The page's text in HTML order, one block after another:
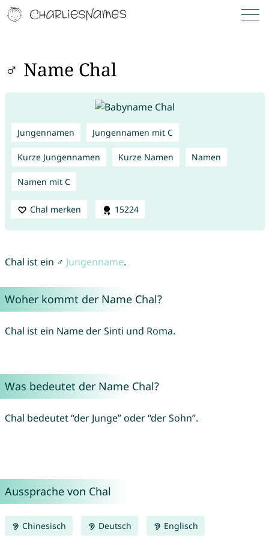
♂ Name Chal
Jungennamen Jungennamen mit C
Kurze Jungennamen Kurze Namen Namen
Namen mit C
Chal merken 15224
Chal ist ein ♂ Jungenname.
Woher kommt der Name Chal?
Chal ist ein Name der Sinti und Roma.
Was bedeutet der Name Chal?
Chal bedeutet “der Junge” oder “der Sohn”.
Aussprache von Chal
Chinesisch Deutsch Englisch